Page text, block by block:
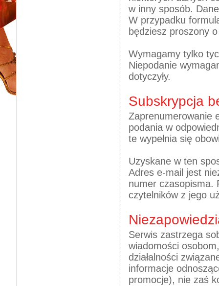
w inny sposób.
W przypadku
będziesz proszony
Wymagamy tylko
Niepodanie
dotyczyły.
Subskrypcja
Zaprenumerowanie
podania w
te wypełnia się
Uzyskane w ten
Adres e-mail jest
numer czasopisma.
czytelników z jego
Serwis zastrzega
wiadomości
działalności
informacje
promocje), nie zaś